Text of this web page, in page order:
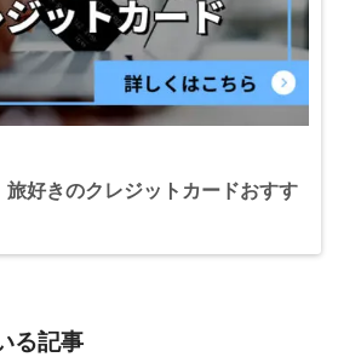
旅好きのクレジットカードおすす
る記事